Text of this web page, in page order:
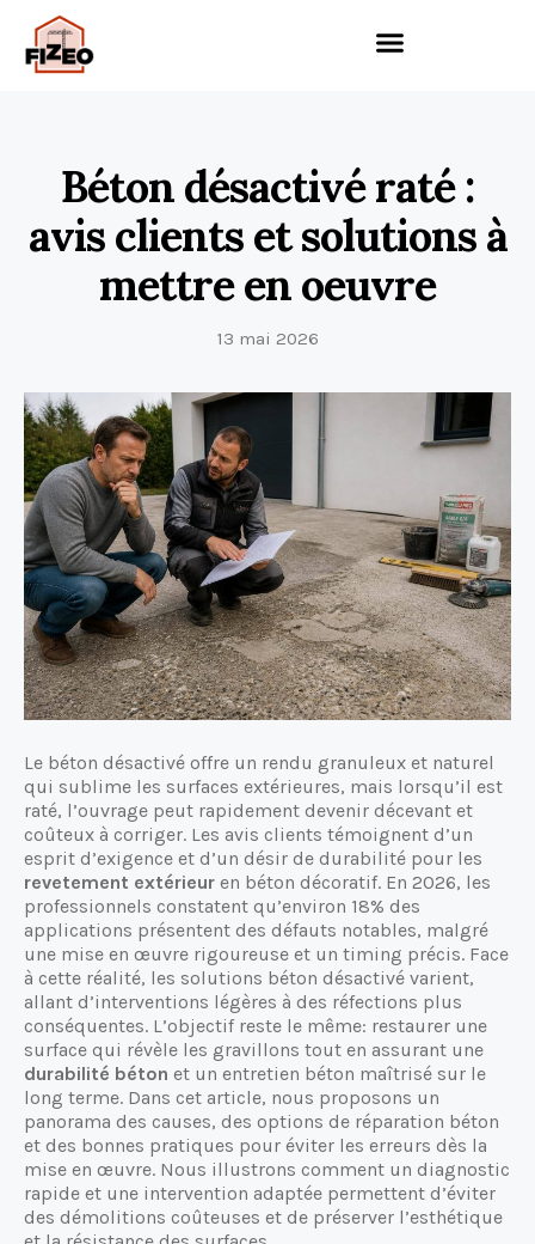
Béton désactivé raté :
avis clients et solutions à
mettre en oeuvre
13 mai 2026
Le béton désactivé offre un rendu granuleux et naturel
qui sublime les surfaces extérieures, mais lorsqu’il est
raté, l’ouvrage peut rapidement devenir décevant et
coûteux à corriger. Les avis clients témoignent d’un
esprit d’exigence et d’un désir de durabilité pour les
revetement extérieur en béton décoratif. En 2026, les
professionnels constatent qu’environ 18% des
applications présentent des défauts notables, malgré
une mise en œuvre rigoureuse et un timing précis. Face
à cette réalité, les solutions béton désactivé varient,
allant d’interventions légères à des réfections plus
conséquentes. L’objectif reste le même: restaurer une
surface qui révèle les gravillons tout en assurant une
durabilité béton et un entretien béton maîtrisé sur le
long terme. Dans cet article, nous proposons un
panorama des causes, des options de réparation béton
et des bonnes pratiques pour éviter les erreurs dès la
mise en œuvre. Nous illustrons comment un diagnostic
rapide et une intervention adaptée permettent d’éviter
des démolitions coûteuses et de préserver l’esthétique